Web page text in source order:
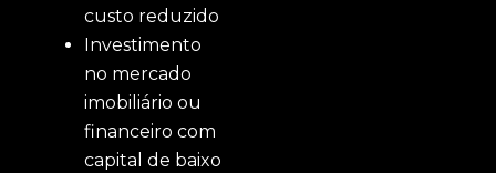
custo reduzido
Investimento
no mercado
imobiliário ou
financeiro com
capital de baixo